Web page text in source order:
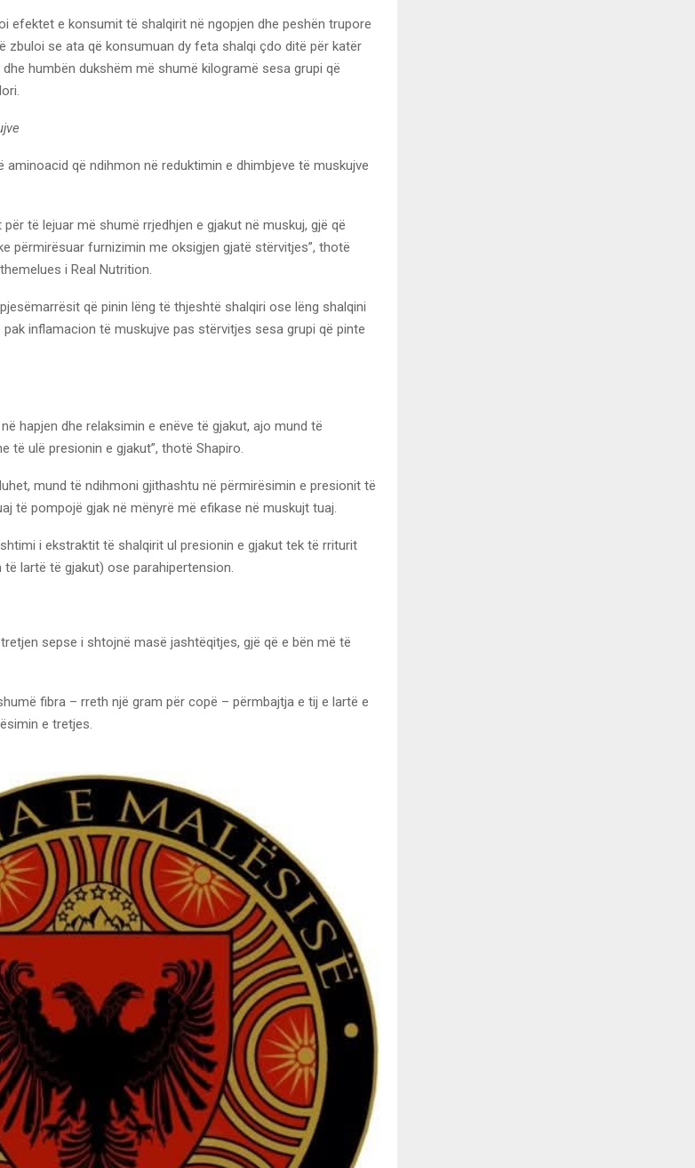
efektet e konsumit të shalqirit në ngopjen dhe peshën trupore
zbuloi se ata që konsumuan dy feta shalqi çdo ditë për katër
humbën dukshëm më shumë kilogramë sesa grupi që
aminoacid që ndihmon në reduktimin e dhimbjeve të muskujve
të lejuar më shumë rrjedhjen e gjakut në muskuj, gjë që
përmirësuar furnizimin me oksigjen gjatë stërvitjes”, thotë
i Real Nutrition.
që pinin lëng të thjeshtë shalqiri ose lëng shalqini
inflamacion të muskujve pas stërvitjes sesa grupi që pinte
hapjen dhe relaksimin e enëve të gjakut, ajo mund të
të ulë presionin e gjakut”, thotë Shapiro.
mund të ndihmoni gjithashtu në përmirësimin e presionit të
të pompojë gjak në mënyrë më efikase në muskujt tuaj.
i ekstraktit të shalqirit ul presionin e gjakut tek të rriturit
lartë të gjakut) ose parahipertension.
sepse i shtojnë masë jashtëqitjes, gjë që e bën më të
fibra – rreth një gram për copë – përmbajtja e tij e lartë e
e tretjes.